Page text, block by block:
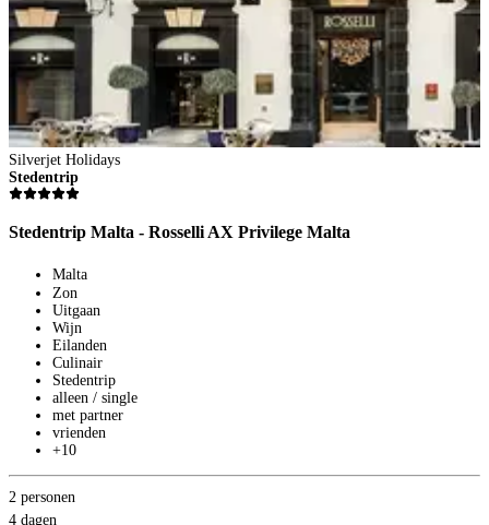
Silverjet Holidays
Stedentrip
Stedentrip Malta - Rosselli AX Privilege Malta
Malta
Zon
Uitgaan
Wijn
Eilanden
Culinair
Stedentrip
alleen / single
met partner
vrienden
+10
2 personen
4 dagen